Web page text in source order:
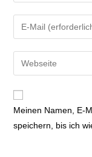
Meinen Namen, E-
speichern, bis ich